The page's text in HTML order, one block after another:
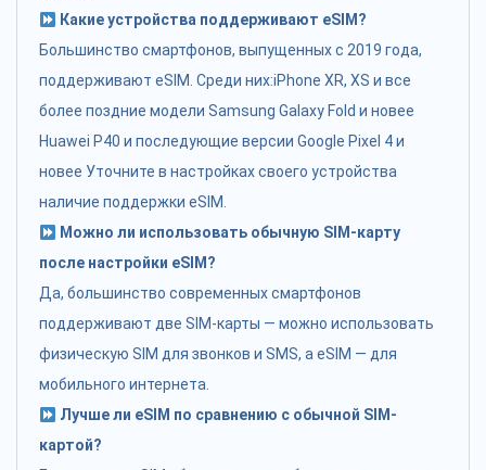
Какие устройства поддерживают eSIM?
Большинство смартфонов, выпущенных с 2019 года,
поддерживают eSIM. Среди них:iPhone XR, XS и все
более поздние модели Samsung Galaxy Fold и новее
Huawei P40 и последующие версии Google Pixel 4 и
новее Уточните в настройках своего устройства
наличие поддержки eSIM.
Можно ли использовать обычную SIM-карту
после настройки eSIM?
Да, большинство современных смартфонов
поддерживают две SIM-карты — можно использовать
физическую SIM для звонков и SMS, а eSIM — для
мобильного интернета.
Лучше ли eSIM по сравнению с обычной SIM-
картой?